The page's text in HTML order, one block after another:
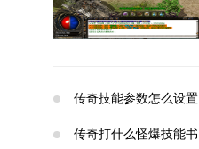
传奇技能参数怎么设置
传奇打什么怪爆技能书